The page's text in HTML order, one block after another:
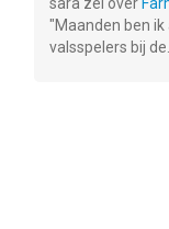
"Maanden ben
valsspelers bij de...